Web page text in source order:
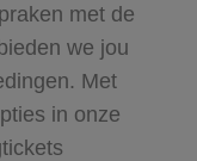
met de
we jou
Met
in onze